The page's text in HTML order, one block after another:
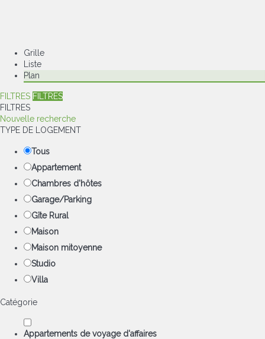
Grille
Liste
Plan
FILTRES FILTRES
FILTRES
Nouvelle recherche
TYPE DE LOGEMENT
Tous
Appartement
Chambres d'hôtes
Garage/Parking
Gîte Rural
Maison
Maison mitoyenne
Studio
Villa
Catégorie
Appartements de voyage d'affaires